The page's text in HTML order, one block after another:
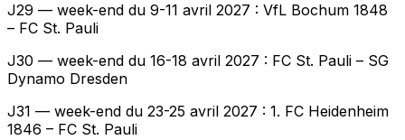
J29 — week-end du 9-11 avril 2027 : VfL Bochum 1848
– FC St. Pauli
J30 — week-end du 16-18 avril 2027 : FC St. Pauli – SG
Dynamo Dresden
J31 — week-end du 23-25 avril 2027 : 1. FC Heidenheim
1846 – FC St. Pauli